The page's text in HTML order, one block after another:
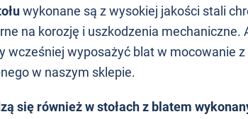
wykonane są z wysokiej jakości stali
na korozję i uszkodzenia mechaniczne.
wcześniej wyposażyć blat w mocowanie
w naszym sklepie.
się również w stołach z blatem